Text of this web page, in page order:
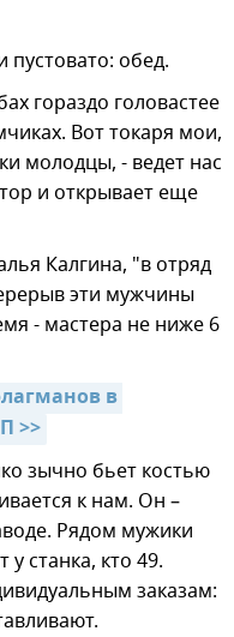
пустовато: обед.
гораздо головастее
Вот токаря мои,
молодцы, - ведет нас
и открывает еще
Калгина, "в отряд
эти мужчины
- мастера не ниже 6
в
>>
зычно бьет костью
к нам. Он –
Рядом мужики
станка, кто 49.
заказам: